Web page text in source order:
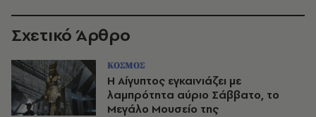
Σχετικό Άρθρο
ΚΟΣΜΟΣ
Η Αίγυπτος εγκαινιάζει με
λαμπρότητα αύριο Σάββατο, το
Μεγάλο Μουσείο της